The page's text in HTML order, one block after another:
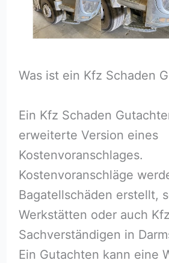
Was ist ein Kfz Schaden
Ein Kfz Schaden
erweiterte Version eines
Kostenvoranschlages.
Kostenvoranschläge
Bagatellschäden erstellt,
Werkstätten oder auch
Sachverständigen in
Ein Gutachten kann eine